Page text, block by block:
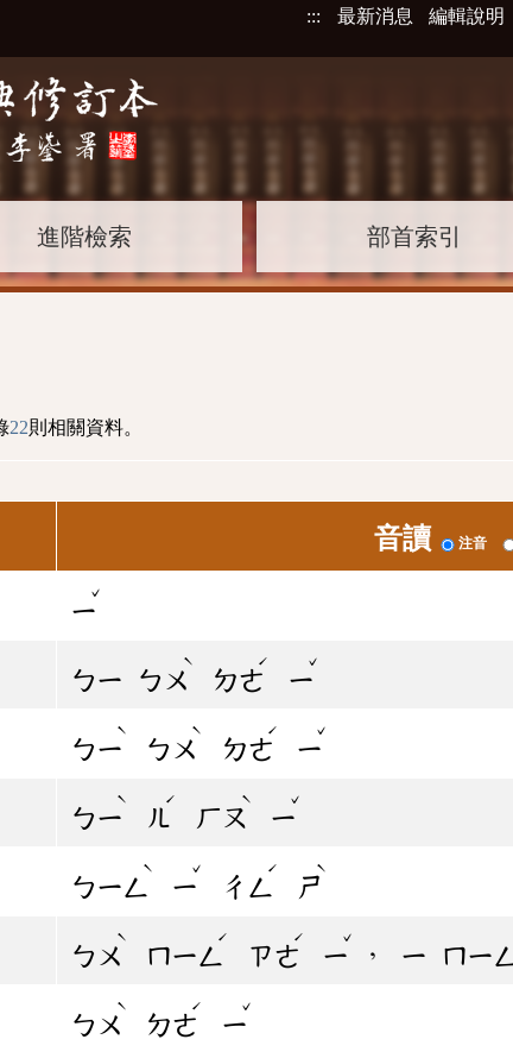
::: 最新消息 編輯說明
進階檢索 部首索引
22則相關資料。
音讀 注音
ㄧ
ˇ
ㄅㄧ ㄅㄨ
ˋ
ㄉㄜ
ˊ
ㄧ
ˇ
ㄅㄧ
ˋ
ㄅㄨ
ˋ
ㄉㄜ
ˊ
ㄧ
ˇ
ㄅㄧ
ˋ
ㄦ
ˊ
ㄏㄡ
ˋ
ㄧ
ˇ
ㄅㄧㄥ
ˋ
ㄧ
ˇ
ㄔㄥ
ˊ
ㄕ
ˋ
ㄅㄨ
ˋ
ㄇㄧㄥ
ˊ
ㄗㄜ
ˊ
ㄧ
ˇ
， ㄧ ㄇㄧㄥ
ㄅㄨ
ˋ
ㄉㄜ
ˊ
ㄧ
ˇ